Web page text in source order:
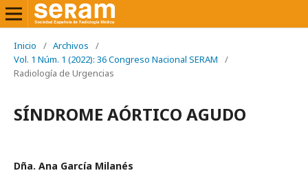
Inicio / Archivos
/
Vol. 1 Núm. 1 (2022): 36 Congreso Nacional SERAM
/
Radiología de Urgencias
SÍNDROME AÓRTICO AGUDO
Dña. Ana García Milanés